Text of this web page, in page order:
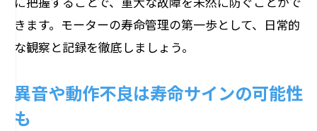
モーター寿命を意識したトラブル防止策
安全とコスト両立のためにできること
きます。モーターの寿命管理の第一歩として、日常的
な観察と記録を徹底しましょう。
異音や動作不良は寿命サインの可能性
も